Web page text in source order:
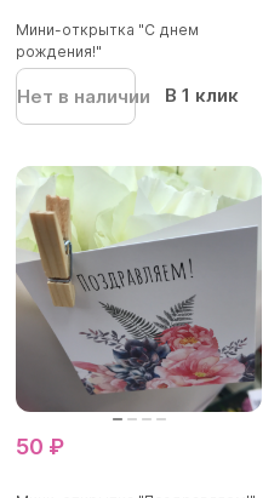
Мини-открытка "С днем
рождения!"
Нет в наличии В 1 клик
50 ₽